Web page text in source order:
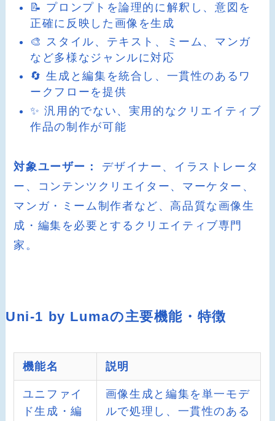
📝 プロンプトを論理的に解釈し、意図を
正確に反映した画像を生成
🎨 スタイル、テキスト、ミーム、マンガ
など多様なジャンルに対応
🔄 生成と編集を統合し、一貫性のあるワ
ークフローを提供
✨ 汎用的でない、実用的なクリエイティブ
作品の制作が可能
対象ユーザー：
デザイナー、イラストレータ
ー、コンテンツクリエイター、マーケター、
マンガ・ミーム制作者など、高品質な画像生
成・編集を必要とするクリエイティブ専門
家。
Uni-1 by Lumaの主要機能・特徴
機能名 説明
ユニファイ
ド生成・編
画像生成と編集を単一モデ
ルで処理し、一貫性のある